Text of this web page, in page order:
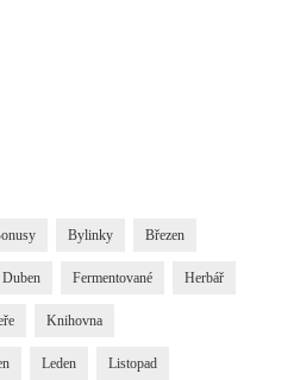
Bylinky Březen
Duben Fermentované Herbář
Knihovna
Leden Listopad